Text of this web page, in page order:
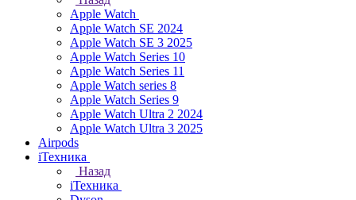
Apple Watch
Apple Watch SE 2024
Apple Watch SE 3 2025
Apple Watch Series 10
Apple Watch Series 11
Apple Watch series 8
Apple Watch Series 9
Apple Watch Ultra 2 2024
Apple Watch Ultra 3 2025
Airpods
iТехника
Назад
iТехника